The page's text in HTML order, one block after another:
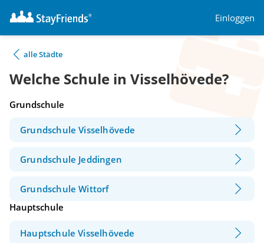
Einloggen
alle Städte
Welche Schule in Visselhövede?
Grundschule
Grundschule Visselhövede
Grundschule Jeddingen
Grundschule Wittorf
Hauptschule
Hauptschule Visselhövede